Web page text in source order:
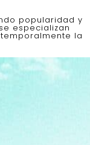
popularidad y
especializan
la